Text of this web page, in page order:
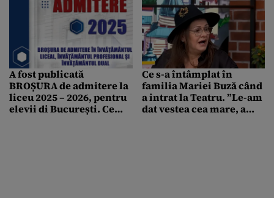
numărului de judecători
prin plecări voluntare”
A fost publicată
BROȘURA de admitere la
liceu 2025 – 2026, pentru
elevii di București. Ce
Ce s-a întâmplat în
familia Mariei Buză când
a intrat la Teatru. ”Le-am
dat vestea cea mare, a